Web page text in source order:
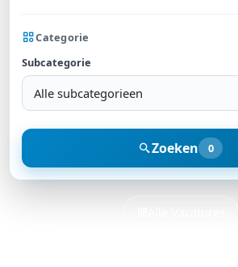
Categorie
Subcategorie
Alle subcategorieen
Zoeken 0